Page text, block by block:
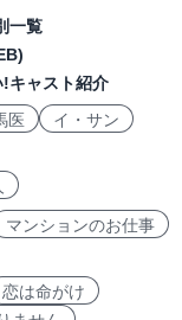
一覧
!キャスト紹介
医
イ・サン
マンションのお仕事
恋は命がけ